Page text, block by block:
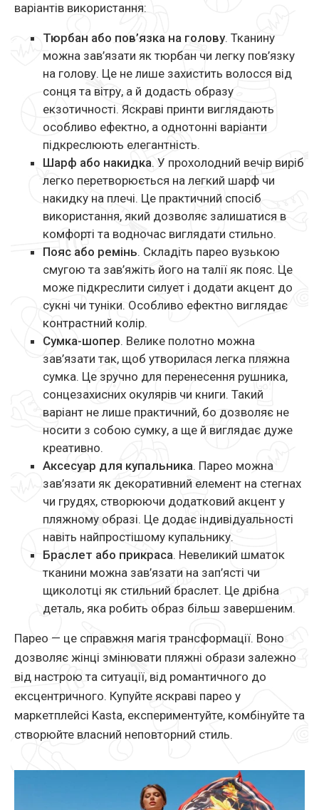
варіантів використання:
Тюрбан або пов’язка на голову. Тканину
можна зав’язати як тюрбан чи легку пов’язку
на голову. Це не лише захистить волосся від
сонця та вітру, а й додасть образу
екзотичності. Яскраві принти виглядають
особливо ефектно, а однотонні варіанти
підкреслюють елегантність.
Шарф або накидка. У прохолодний вечір виріб
легко перетворюється на легкий шарф чи
накидку на плечі. Це практичний спосіб
використання, який дозволяє залишатися в
комфорті та водночас виглядати стильно.
Пояс або ремінь. Складіть парео вузькою
смугою та зав’яжіть його на талії як пояс. Це
може підкреслити силует і додати акцент до
сукні чи туніки. Особливо ефектно виглядає
контрастний колір.
Сумка-шопер. Велике полотно можна
зав’язати так, щоб утворилася легка пляжна
сумка. Це зручно для перенесення рушника,
сонцезахисних окулярів чи книги. Такий
варіант не лише практичний, бо дозволяє не
носити з собою сумку, а ще й виглядає дуже
креативно.
Аксесуар для купальника. Парео можна
зав’язати як декоративний елемент на стегнах
чи грудях, створюючи додатковий акцент у
пляжному образі. Це додає індивідуальності
навіть найпростішому купальнику.
Браслет або прикраса. Невеликий шматок
тканини можна зав’язати на зап’ясті чи
щиколотці як стильний браслет. Це дрібна
деталь, яка робить образ більш завершеним.
Парео — це справжня магія трансформації. Воно
дозволяє жінці змінювати пляжні образи залежно
від настрою та ситуації, від романтичного до
ексцентричного. Купуйте яскраві парео у
маркетплейсі Kasta, експериментуйте, комбінуйте та
створюйте власний неповторний стиль.